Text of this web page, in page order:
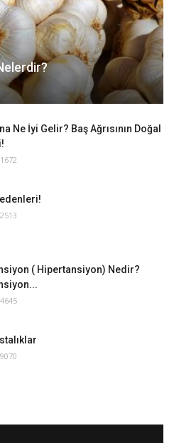
Ne İyi Gelir? Baş Ağrısının Doğal
( Hipertansiyon) Nedir?